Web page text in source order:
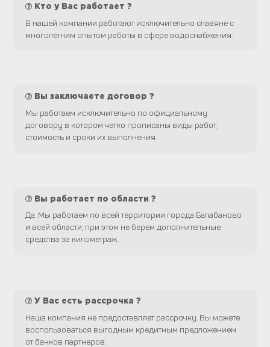
Кто у Вас работает ?
В нашей компании работают исключительно славяне с
многолетним опытом работы в сфере водоснабжения.
Вы заключаете договор ?
Мы работаем исключительно по официальному
договору в котором четко прописаны виды работ,
стоимость и сроки их выполнения.
Вы работает по области ?
Да. Мы работаем по всей территории города Балабаново
и всей области, при этом не берем дополнительные
средства за километраж.
У Вас есть рассрочка ?
Наша компания не предоставляет рассрочку. Вы можете
воспользоваться выгодным кредитным предложением
от банков партнеров.